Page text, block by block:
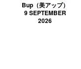
Bup（美アップ）
9 SEPTEMBER
2026